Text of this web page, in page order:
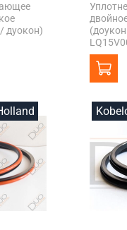
дуокон)